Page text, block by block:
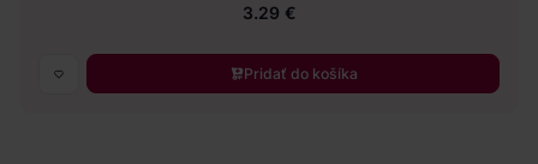
3.29 €
Pridať do košíka